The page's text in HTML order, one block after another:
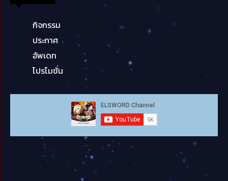
กิจกรรม
ประกาศ
อัพเดท
โปรโมชั่น